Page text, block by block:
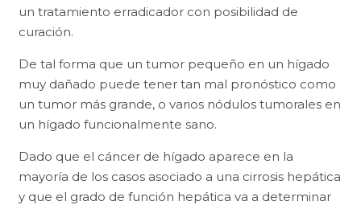
un tratamiento erradicador con posibilidad de
curación.
De tal forma que un tumor pequeño en un hígado
muy dañado puede tener tan mal pronóstico como
un tumor más grande, o varios nódulos tumorales en
un hígado funcionalmente sano.
Dado que el cáncer de hígado aparece en la
mayoría de los casos asociado a una cirrosis hepática
y que el grado de función hepática va a determinar